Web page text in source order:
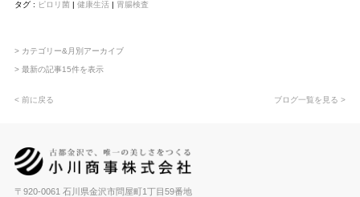
タグ : ピロリ菌| 健康生活| 胃腸検査
> カテゴリー&月別アーカイブ
> 最新の記事15件を表示
< 前に戻る ブログ一覧を見る >
〒920-0061 石川県金沢市問屋町1丁目59番地